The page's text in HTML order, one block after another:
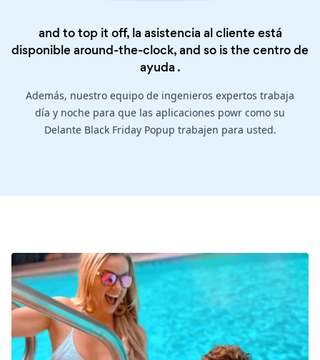
and to top it off, la asistencia al cliente está
disponible around-the-clock, and so is thecentro de
ayuda .
Además, nuestro equipo de ingenieros expertos trabaja
día y noche para que las aplicaciones powr como su
Delante Black Friday Popup trabajen para usted.